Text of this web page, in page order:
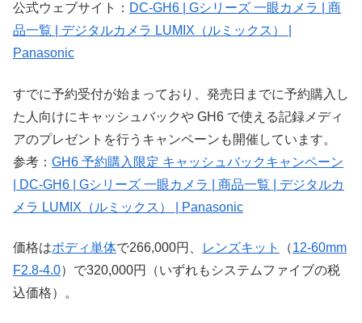
公式ウェブサイト： DC-GH6 | Gシリーズ 一眼カメラ | 商
品一覧 | デジタルカメラ LUMIX（ルミックス） |
Panasonic
すでに予約受付が始まっており、発売日までに予約購入し
た人向けにキャッシュバックや GH6 で使える記録メディ
アのプレゼントを行うキャンペーンも開催しています。
参考： GH6 予約購入限定 キャッシュバックキャンペーン
| DC-GH6 | Gシリーズ 一眼カメラ | 商品一覧 | デジタルカ
メラ LUMIX（ルミックス） | Panasonic
価格はボディ単体で266,000円、 レンズキット （12-60mm
F2.8-4.0）で320,000円（いずれもシステムファイブの税
込価格）。